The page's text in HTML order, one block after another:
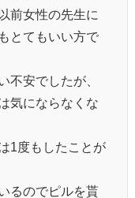
前女性の先生に
とてもいい方で
不安でしたが、
気にならなくな
1度もしたことが
るのでピルを貰